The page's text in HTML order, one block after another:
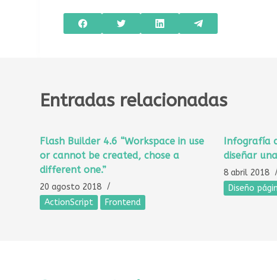
Entradas relacionadas
Flash Builder 4.6 “Workspace in use
or cannot be created, chose a
different one.”
20 agosto 2018
ActionScript
Frontend
Infografía
diseñar
8 abril 2018
Diseño